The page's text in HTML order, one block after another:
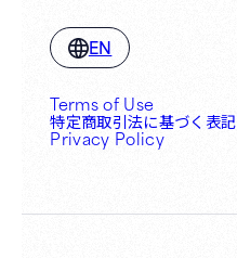
EN
Terms of Use
特定商取引法に基づく表記
Privacy Policy